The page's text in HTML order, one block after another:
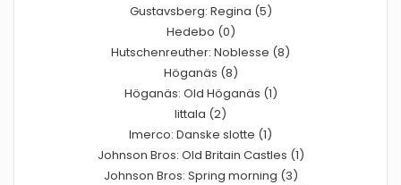
Gustavsberg: Regina (5)
Hedebo (0)
Hutschenreuther: Noblesse (8)
Höganäs (8)
Höganäs: Old Höganäs (1)
Iittala (2)
Imerco: Danske slotte (1)
Johnson Bros: Old Britain Castles (1)
Johnson Bros: Spring morning (3)